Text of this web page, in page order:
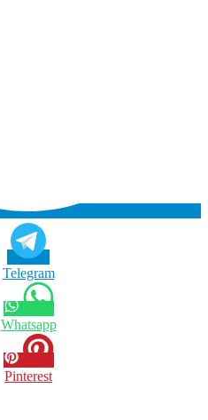
Telegram
Whatsapp
Pinterest